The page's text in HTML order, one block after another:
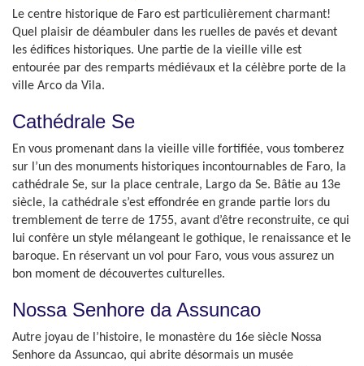
Le centre historique de Faro est particulièrement charmant!
Quel plaisir de déambuler dans les ruelles de pavés et devant
les édifices historiques. Une partie de la vieille ville est
entourée par des remparts médiévaux et la célèbre porte de la
ville Arco da Vila.
Cathédrale Se
En vous promenant dans la vieille ville fortifiée, vous tomberez
sur l’un des monuments historiques incontournables de Faro, la
cathédrale Se, sur la place centrale, Largo da Se. Bâtie au 13e
siècle, la cathédrale s’est effondrée en grande partie lors du
tremblement de terre de 1755, avant d’être reconstruite, ce qui
lui confère un style mélangeant le gothique, le renaissance et le
baroque. En réservant un vol pour Faro, vous vous assurez un
bon moment de découvertes culturelles.
Nossa Senhore da Assuncao
Autre joyau de l’histoire, le monastère du 16e siècle Nossa
Senhore da Assuncao, qui abrite désormais un musée